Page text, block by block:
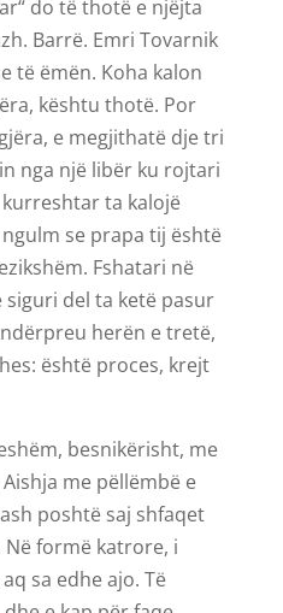
do të thotë e njëjta
Barrë. Emri Tovarnik
të ëmën. Koha kalon
kështu thotë. Por
e megjithatë dje tri
nga një libër ku rojtari
ta kalojë
se prapa tij është
Fshatari në
del ta ketë pasur
herën e tretë,
është proces, krejt
besnikërisht, me
me pëllëmbë e
poshtë saj shfaqet
formë katrore, i
sa edhe ajo. Të